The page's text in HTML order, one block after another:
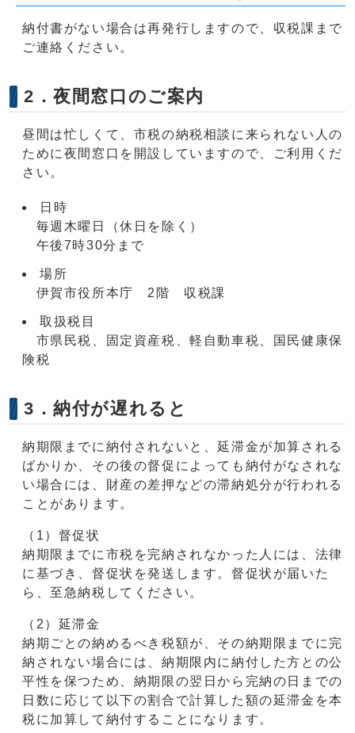
納付書がない場合は再発行しますので、収税課まで
ご連絡ください。
2．夜間窓口のご案内
昼間は忙しくて、市税の納税相談に来られない人の
ために夜間窓口を開設していますので、ご利用くだ
さい。
日時
毎週木曜日（休日を除く）
午後7時30分まで
場所
伊賀市役所本庁 2階 収税課
取扱税目
市県民税、固定資産税、軽自動車税、国民健康保
険税
3．納付が遅れると
納期限までに納付されないと、延滞金が加算される
ばかりか、その後の督促によっても納付がなされな
い場合には、財産の差押などの滞納処分が行われる
ことがあります。
（1）督促状
納期限までに市税を完納されなかった人には、法律
に基づき、督促状を発送します。督促状が届いた
ら、至急納税してください。
（2）延滞金
納期ごとの納めるべき税額が、その納期限までに完
納されない場合には、納期限内に納付した方との公
平性を保つため、納期限の翌日から完納の日までの
日数に応じて以下の割合で計算した額の延滞金を本
税に加算して納付することになります。